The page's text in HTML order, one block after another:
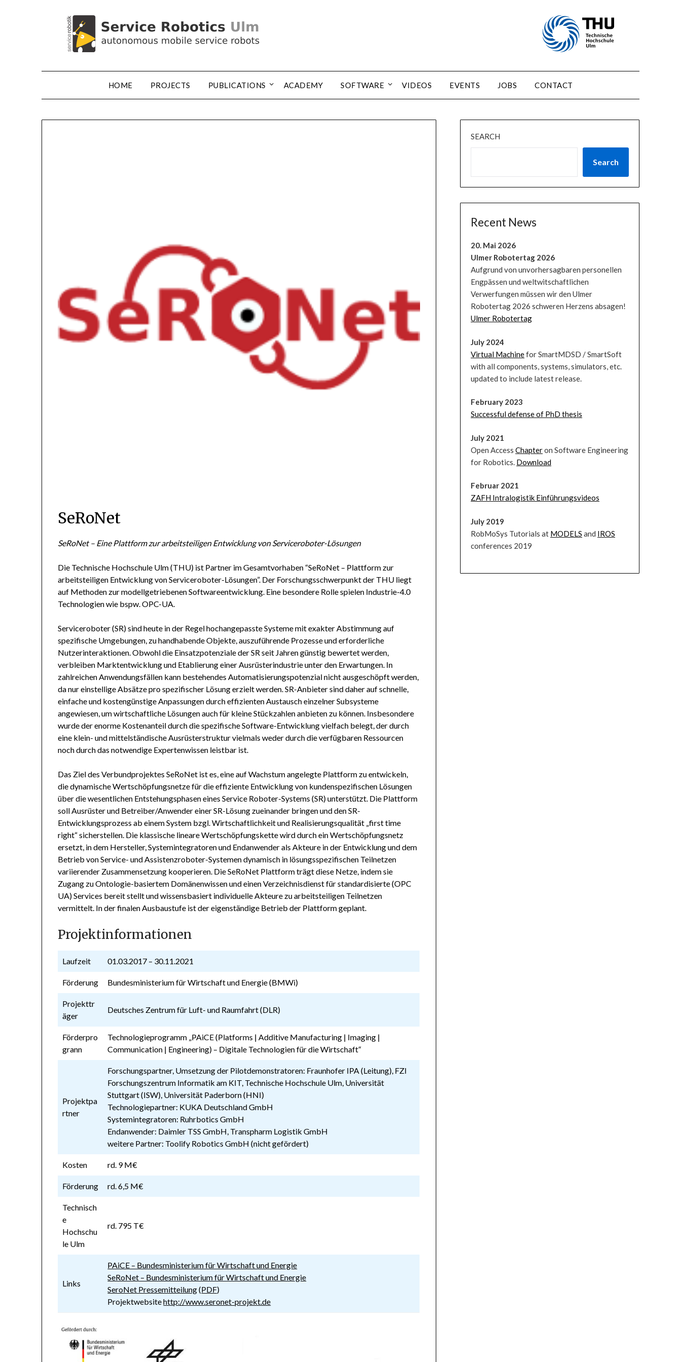
HOME PROJECTS PUBLICATIONS ACADEMY SOFTWARE VIDEOS EVENTS JOBS CONTACT
SeRoNet
SeRoNet – Eine Plattform zur arbeitsteiligen Entwicklung von Serviceroboter-Lösungen
Die Technische Hochschule Ulm (THU) ist Partner im Gesamtvorhaben “SeRoNet – Plattform zur
arbeitsteiligen Entwicklung von Serviceroboter-Lösungen”. Der Forschungsschwerpunkt der THU liegt
auf Methoden zur modellgetriebenen Softwareentwicklung. Eine besondere Rolle spielen Industrie-4.0
Technologien wie bspw. OPC-UA.
Serviceroboter (SR) sind heute in der Regel hochangepasste Systeme mit exakter Abstimmung auf
spezifische Umgebungen, zu handhabende Objekte, auszuführende Prozesse und erforderliche
Nutzerinteraktionen. Obwohl die Einsatzpotenziale der SR seit Jahren günstig bewertet werden,
verbleiben Marktentwicklung und Etablierung einer Ausrüsterindustrie unter den Erwartungen. In
zahlreichen Anwendungsfällen kann bestehendes Automatisierungspotenzial nicht ausgeschöpft werden,
da nur einstellige Absätze pro spezifischer Lösung erzielt werden. SR-Anbieter sind daher auf schnelle,
einfache und kostengünstige Anpassungen durch effizienten Austausch einzelner Subsysteme
angewiesen, um wirtschaftliche Lösungen auch für kleine Stückzahlen anbieten zu können. Insbesondere
wurde der enorme Kostenanteil durch die spezifische Software-Entwicklung vielfach belegt, der durch
eine klein- und mittelständische Ausrüsterstruktur vielmals weder durch die verfügbaren Ressourcen
noch durch das notwendige Expertenwissen leistbar ist.
Das Ziel des Verbundprojektes SeRoNet ist es, eine auf Wachstum angelegte Plattform zu entwickeln,
die dynamische Wertschöpfungsnetze für die effiziente Entwicklung von kundenspezifischen Lösungen
über die wesentlichen Entstehungsphasen eines Service Roboter-Systems (SR) unterstützt. Die Plattform
soll Ausrüster und Betreiber/Anwender einer SR-Lösung zueinander bringen und den SR-
Entwicklungsprozess ab einem System bzgl. Wirtschaftlichkeit und Realisierungsqualität „first time
right“ sicherstellen. Die klassische lineare Wertschöpfungskette wird durch ein Wertschöpfungsnetz
ersetzt, in dem Hersteller, Systemintegratoren und Endanwender als Akteure in der Entwicklung und dem
Betrieb von Service- und Assistenzroboter-Systemen dynamisch in lösungsspezifischen Teilnetzen
variierender Zusammensetzung kooperieren. Die SeRoNet Plattform trägt diese Netze, indem sie
Zugang zu Ontologie-basiertem Domänenwissen und einen Verzeichnisdienst für standardisierte (OPC
UA) Services bereit stellt und wissensbasiert individuelle Akteure zu arbeitsteiligen Teilnetzen
vermittelt. In der finalen Ausbaustufe ist der eigenständige Betrieb der Plattform geplant.
Projektinformationen
Laufzeit 01.03.2017 – 30.11.2021
Förderung Bundesministerium für Wirtschaft und Energie (BMWi)
Projekttr
äger
Deutsches Zentrum für Luft- und Raumfahrt (DLR)
Förderpro
grann
Technologieprogramm „PAiCE (Platforms | Additive Manufacturing | Imaging |
Communication | Engineering) – Digitale Technologien für die Wirtschaft“
Projektpa
rtner
Forschungspartner, Umsetzung der Pilotdemonstratoren: Fraunhofer IPA (Leitung), FZI
Forschungszentrum Informatik am KIT, Technische Hochschule Ulm, Universität
Stuttgart (ISW), Universität Paderborn (HNI)
Technologiepartner: KUKA Deutschland GmbH
Systemintegratoren: Ruhrbotics GmbH
Endanwender: Daimler TSS GmbH, Transpharm Logistik GmbH
weitere Partner: Toolify Robotics GmbH (nicht gefördert)
Kosten rd. 9 M€
Förderung rd. 6,5 M€
Technisch
e
Hochschu
le Ulm
rd. 795 T€
Links
PAiCE – Bundesministerium für Wirtschaft und Energie
SeRoNet – Bundesministerium für Wirtschaft und Energie
SeroNet Pressemitteilung(PDF)
Projektwebsitehttp://www.seronet-projekt.de
SEARCH
Search
Recent News
20. Mai 2026
Ulmer Robotertag 2026
Aufgrund von unvorhersagbaren personellen
Engpässen und weltwitschaftlichen
Verwerfungen müssen wir den Ulmer
Robotertag 2026 schweren Herzens absagen!
Ulmer Robotertag
July 2024
Virtual Machinefor SmartMDSD / SmartSoft
with all components, systems, simulators, etc.
updated to include latest release.
February 2023
Successful defense of PhD thesis
July 2021
Open Access Chapteron Software Engineering
for Robotics. Download
Februar 2021
ZAFH Intralogistik Einführungsvideos
July 2019
RobMoSys Tutorials at MODELS and IROS
conferences 2019